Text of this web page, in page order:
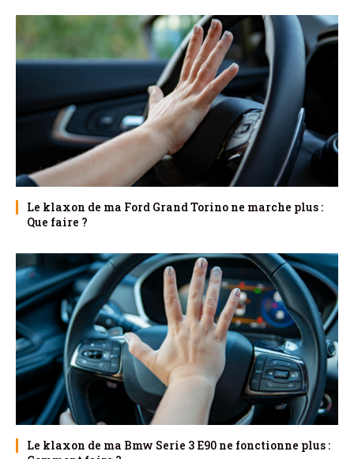
Le klaxon de ma Ford Grand Torino ne marche plus :
Que faire ?
Le klaxon de ma Bmw Serie 3 E90 ne fonctionne plus :